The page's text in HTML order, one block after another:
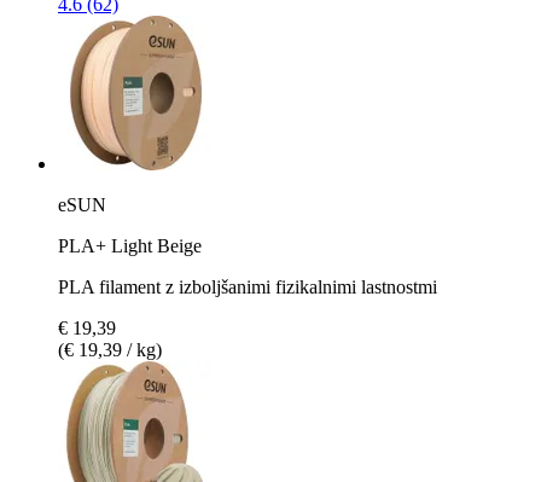
eSUN
PLA+ Light Beige
PLA filament z izboljšanimi fizikalnimi lastnostmi
€ 19,39
(€ 19,39 / kg)